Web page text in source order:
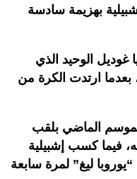
بهزيمة سادسة
غوديل الوحيد الذي
ارتدت الكرة من
الماضي بلقب
فيما كسب إشبيلية
ليغ” لمرة سابعة